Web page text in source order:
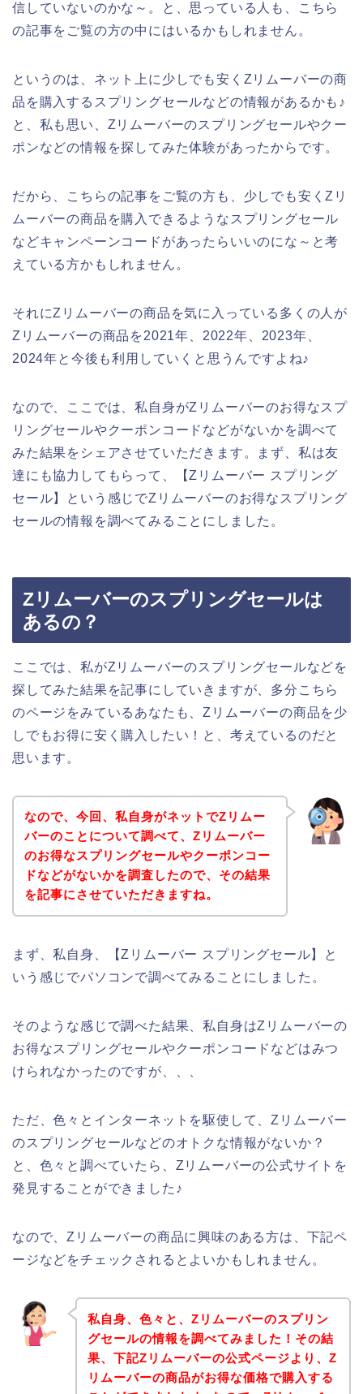
信していないのかな～。と、思っている人も、こちら
の記事をご覧の方の中にはいるかもしれません。
というのは、ネット上に少しでも安くZリムーバーの商
品を購入するスプリングセールなどの情報があるかも♪
と、私も思い、Zリムーバーのスプリングセールやクー
ポンなどの情報を探してみた体験があったからです。
だから、こちらの記事をご覧の方も、少しでも安くZリ
ムーバーの商品を購入できるようなスプリングセール
などキャンペーンコードがあったらいいのにな～と考
えている方かもしれません。
それにZリムーバーの商品を気に入っている多くの人が
Zリムーバーの商品を2021年、2022年、2023年、
2024年と今後も利用していくと思うんですよね♪
なので、ここでは、私自身がZリムーバーのお得なスプ
リングセールやクーポンコードなどがないかを調べて
みた結果をシェアさせていただきます。まず、私は友
達にも協力してもらって、【Zリムーバー スプリング
セール】という感じでZリムーバーのお得なスプリング
セールの情報を調べてみることにしました。
Zリムーバーのスプリングセールは
あるの？
ここでは、私がZリムーバーのスプリングセールなどを
探してみた結果を記事にしていきますが、多分こちら
のページをみているあなたも、Zリムーバーの商品を少
しでもお得に安く購入したい！と、考えているのだと
思います。
なので、今回、私自身がネットでZリムー
バーのことについて調べて、Zリムーバー
のお得なスプリングセールやクーポンコー
ドなどがないかを調査したので、その結果
を記事にさせていただきますね。
まず、私自身、【Zリムーバー スプリングセール】と
いう感じでパソコンで調べてみることにしました。
そのような感じで調べた結果、私自身はZリムーバーの
お得なスプリングセールやクーポンコードなどはみつ
けられなかったのですが、、、
ただ、色々とインターネットを駆使して、Zリムーバー
のスプリングセールなどのオトクな情報がないか？
と、色々と調べていたら、Zリムーバーの公式サイトを
発見することができました♪
なので、Zリムーバーの商品に興味のある方は、下記ペ
ージなどをチェックされるとよいかもしれません。
私自身、色々と、Zリムーバーのスプリン
グセールの情報を調べてみました！その結
果、下記Zリムーバーの公式ページより、Z
リムーバーの商品がお得な価格で購入する